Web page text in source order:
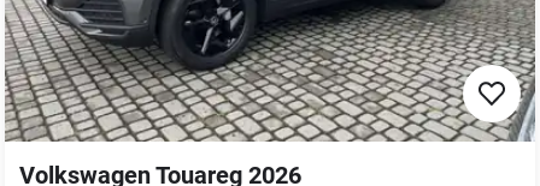
Volkswagen Touareg 2026